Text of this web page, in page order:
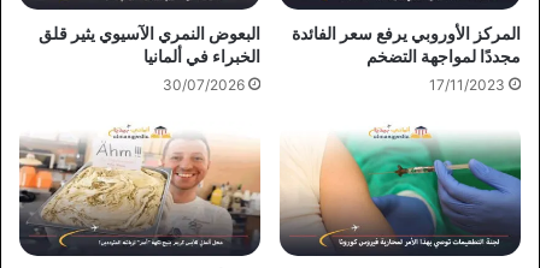
المركز الأوروبي يرفع سعر الفائدة
مجددًا لمواجهة التضخم
17/11/2023
البعوض النمري الآسيوي يثير قلق
الخبراء في ألمانيا
30/07/2026